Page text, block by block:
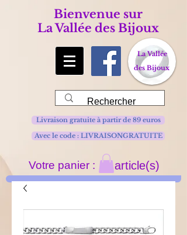
Bienvenue sur
La Vallée des Bijoux
La Vallée
des Bijoux
Avec le code : LIVRAISONGRATUITE
Livraison gratuite à partir de 89 euros
Votre panier : article(s)